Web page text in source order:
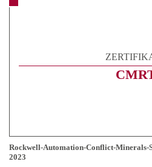
Rockwell-Automation-Conflict-Minerals-
2023